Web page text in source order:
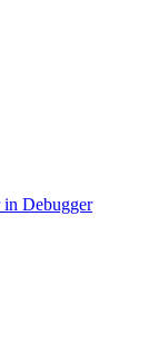
Debugger